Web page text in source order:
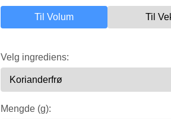
Til Volum Til
Velg ingrediens:
Mengde (g):